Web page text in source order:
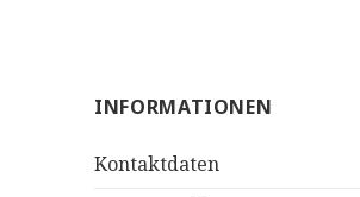
INFORMATIONEN
Kontaktdaten